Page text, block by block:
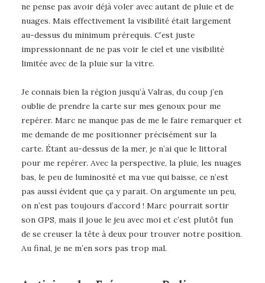
ne pense pas avoir déjà voler avec autant de pluie et de
nuages. Mais effectivement la visibilité était largement
au-dessus du minimum prérequis. C’est juste
impressionnant de ne pas voir le ciel et une visibilité
limitée avec de la pluie sur la vitre.
Je connais bien la région jusqu’à Valras, du coup j’en
oublie de prendre la carte sur mes genoux pour me
repérer. Marc ne manque pas de me le faire remarquer et
me demande de me positionner précisément sur la
carte. Étant au-dessus de la mer, je n’ai que le littoral
pour me repérer. Avec la perspective, la pluie, les nuages
bas, le peu de luminosité et ma vue qui baisse, ce n’est
pas aussi évident que ça y parait. On argumente un peu,
on n’est pas toujours d’accord ! Marc pourrait sortir
son GPS, mais il joue le jeu avec moi et c’est plutôt fun
de se creuser la tête à deux pour trouver notre position.
Au final, je ne m’en sors pas trop mal.